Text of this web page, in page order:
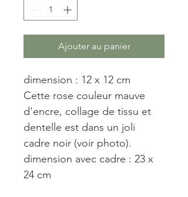
Ajouter au panier
dimension : 12 x 12 cm
Cette rose couleur mauve
d'encre, collage de tissu et
dentelle est dans un joli
cadre noir (voir photo).
dimension avec cadre : 23 x
24 cm